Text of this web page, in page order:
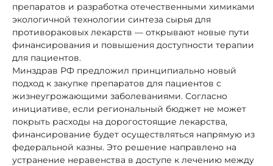
препаратов и разработка отечественными химиками
экологичной технологии синтеза сырья для
противораковых лекарств — открывают новые пути
финансирования и повышения доступности терапии
для пациентов.
Минздрав РФ предложил принципиально новый
подход к закупке препаратов для пациентов с
жизнеугрожающими заболеваниями. Согласно
инициативе, если региональный бюджет не может
покрыть расходы на дорогостоящие лекарства,
финансирование будет осуществляться напрямую из
федеральной казны. Это решение направлено на
устранение неравенства в доступе к лечению между